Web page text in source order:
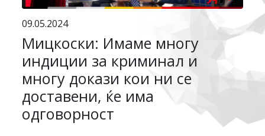
09.05.2024
Мицкоски: Имаме многу
индиции за криминал и
многу докази кои ни се
доставени, ќе има
одговорност